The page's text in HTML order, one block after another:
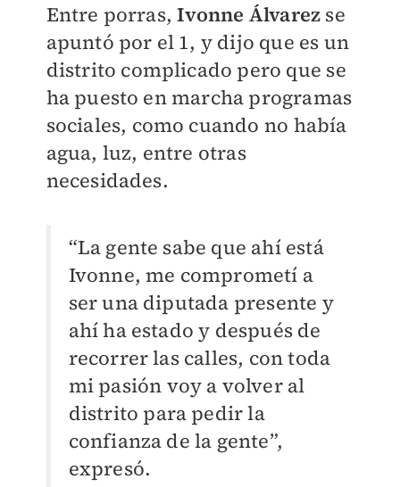
Entre porras, Ivonne Álvarez se
apuntó por el 1, y dijo que es un
distrito complicado pero que se
ha puesto en marcha programas
sociales, como cuando no había
agua, luz, entre otras
necesidades.
“La gente sabe que ahí está
Ivonne, me comprometí a
ser una diputada presente y
ahí ha estado y después de
recorrer las calles, con toda
mi pasión voy a volver al
distrito para pedir la
confianza de la gente”,
expresó.